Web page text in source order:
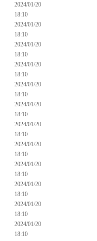
2024/01/20
18:10
2024/01/20
18:10
2024/01/20
18:10
2024/01/20
18:10
2024/01/20
18:10
2024/01/20
18:10
2024/01/20
18:10
2024/01/20
18:10
2024/01/20
18:10
2024/01/20
18:10
2024/01/20
18:10
2024/01/20
18:10